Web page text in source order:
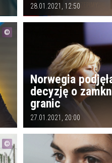
28.01.2021, 12:50
Norwegia
decyzję o
granic
27.01.2021, 20:00